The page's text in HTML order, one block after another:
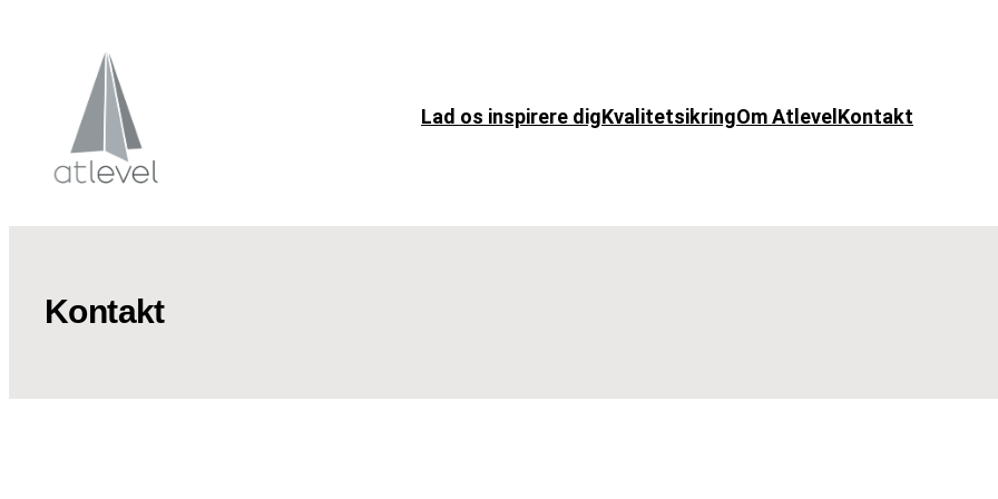
Lad os inspirere digKvalitetsikringOm Atlevel Kontakt
Kontakt